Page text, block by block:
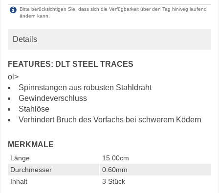
Bitte berücksichtigen Sie, dass sich die Verfügbarkeit über den Tag hinweg laufend
ändern kann.
Details
FEATURES: DLT STEEL TRACES
ol>
Spinnstangen aus robusten Stahldraht
Gewindeverschluss
Stahlöse
Verhindert Bruch des Vorfachs bei schwerem Ködern
MERKMALE
Länge
15.00cm
Durchmesser
0.60mm
Inhalt
3 Stück